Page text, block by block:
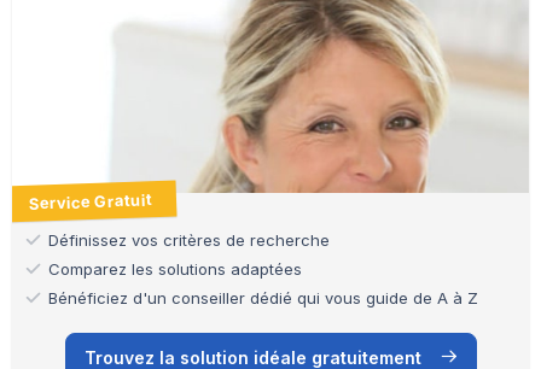
Service Gratuit
Définissez vos critères de recherche
Comparez les solutions adaptées
Bénéficiez d'un conseiller dédié qui vous guide de A à Z
Trouvez la solution idéale gratuitement